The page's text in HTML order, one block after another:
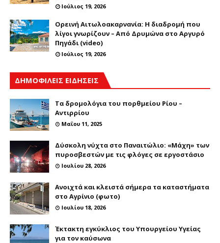
Ιούλιος 19, 2026
Ορεινή Αιτωλοακαρνανία: Η διαδρομή που
λίγοι γνωρίζουν – Από Δρυμώνα στο Αργυρό
Πηγάδι (video)
Ιούλιος 19, 2026
ΔΗΜΟΦΙΛΕΙΣ ΕΙΔΗΣΕΙΣ
Τα δρομολόγια του πορθμείου Ρίου –
Αντιρρίου
Μαΐου 11, 2025
Δύσκολη νύχτα στο Παναιτώλιο: «Μάχη» των
πυροσβεστών με τις φλόγες σε εργοστάσιο
Ιουλίου 28, 2026
Ανοιχτά και κλειστά σήμερα τα καταστήματα
στο Αγρίνιο (φωτο)
Ιουλίου 18, 2026
Έκτακτη εγκύκλιος του Υπουργείου Υγείας
για τον καύσωνα